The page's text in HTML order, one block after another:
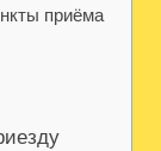
приёма